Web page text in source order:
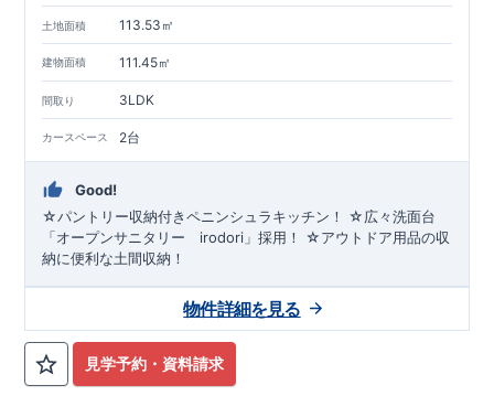
土地面積 113.53㎡
建物面積 111.45㎡
間取り 3LDK
カースペース 2台
Good!
☆パントリー収納付きペニンシュラキッチン！ ☆広々洗面台
「オープンサニタリー irodori」採用！ ☆アウトドア用品の収
納に便利な土間収納！
見学予約・資料請求
物件詳細を見る